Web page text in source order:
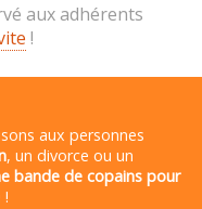
aux adhérents
!
aux personnes
, un divorce ou un
bande de copains pour
!